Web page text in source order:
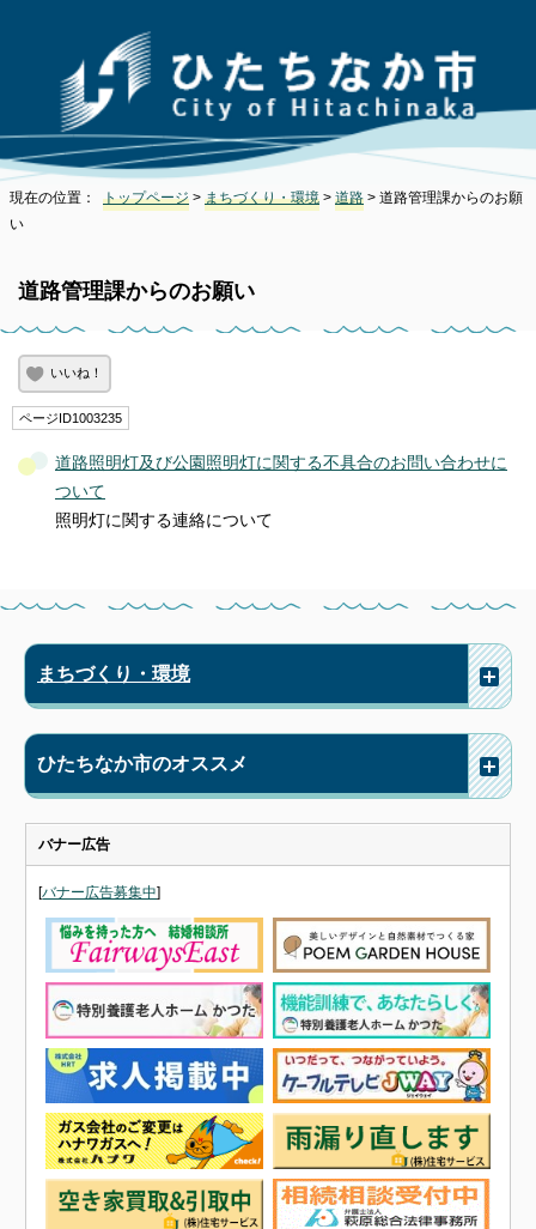
現在の位置： トップページ > まちづくり・環境 > 道路 > 道路管理課からのお願
い
道路管理課からのお願い
いいね！
ページID1003235
道路照明灯及び公園照明灯に関する不具合のお問い合わせに
ついて
照明灯に関する連絡について
まちづくり・環境
ひたちなか市のオススメ
バナー広告
[バナー広告募集中]